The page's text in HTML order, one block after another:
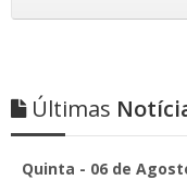
Últimas
Quinta - 06 de